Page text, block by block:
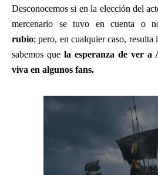
Desconocemos si en la elección del
mercenario se tuvo en cuenta o
rubio; pero, en cualquier caso, resulta
sabemos que la esperanza de ver a
viva en algunos fans.